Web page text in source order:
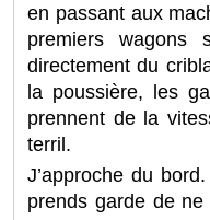
en passant aux
premiers wagons
directement du
la poussière, les
prennent de la
terril.
J’approche du
prends garde de